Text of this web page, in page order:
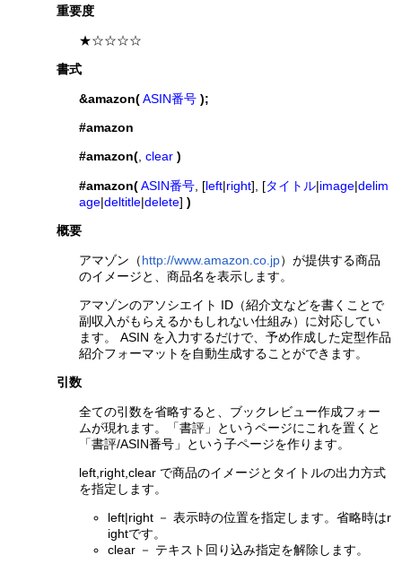
重要度
★☆☆☆☆
書式
&amazon(ASIN番号 );
#amazon
#amazon(,clear )
#amazon(ASIN番号 , [left|right], [タイトル|image|delim
age|deltitle|delete])
概要
アマゾン（http://www.amazon.co.jp）が提供する商品
のイメージと、商品名を表示します。
アマゾンのアソシエイト ID（紹介文などを書くことで
副収入がもらえるかもしれない仕組み）に対応してい
ます。 ASIN を入力するだけで、予め作成した定型作品
紹介フォーマットを自動生成することができます。
引数
全ての引数を省略すると、ブックレビュー作成フォー
ムが現れます。「書評」というページにこれを置くと
「書評/ASIN番号」という子ページを作ります。
left,right,clear で商品のイメージとタイトルの出力方式
を指定します。
left|right － 表示時の位置を指定します。省略時はr
ightです。
clear － テキスト回り込み指定を解除します。